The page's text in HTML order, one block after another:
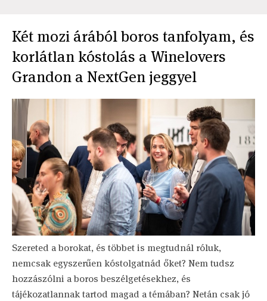
Két mozi árából boros tanfolyam, és
korlátlan kóstolás a Winelovers
Grandon a NextGen jeggyel
Szereted a borokat, és többet is megtudnál róluk,
nemcsak egyszerűen kóstolgatnád őket? Nem tudsz
hozzászólni a boros beszélgetésekhez, és
tájékozatlannak tartod magad a témában? Netán csak jó